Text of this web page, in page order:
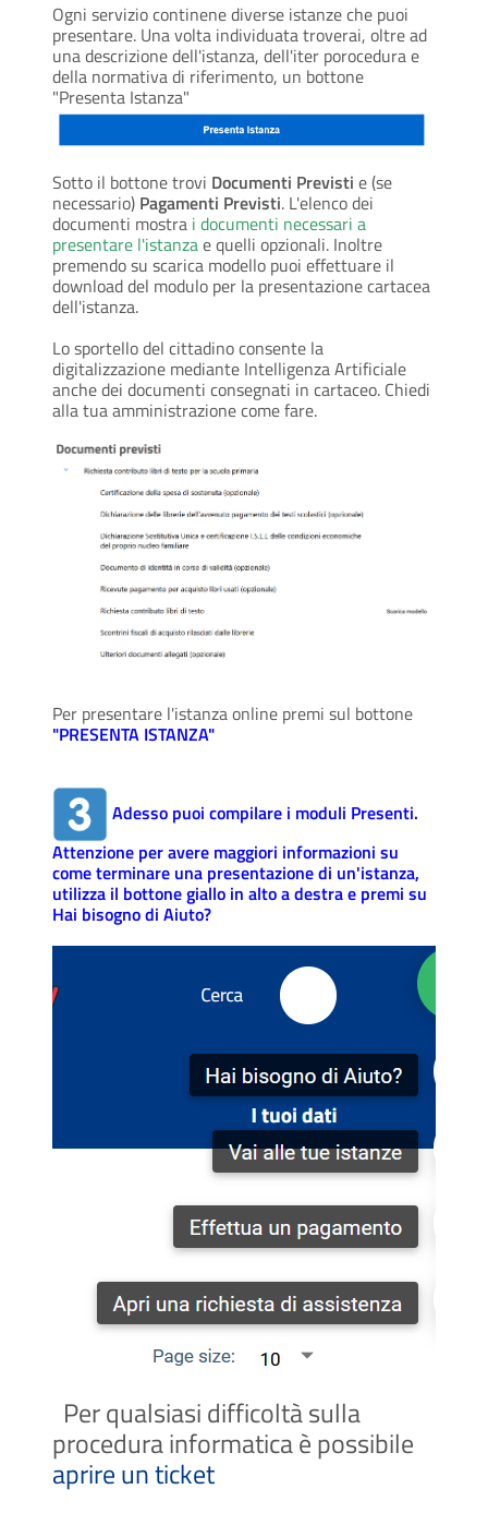
Ogni servizio continene diverse istanze che puoi
presentare. Una volta individuata troverai, oltre ad
una descrizione dell'istanza, dell'iter porocedura e
della normativa di riferimento, un bottone
"Presenta Istanza"
Sotto il bottone trovi Documenti Previsti e (se
necessario) Pagamenti Previsti. L'elenco dei
documenti mostra i documenti necessari a
presentare l'istanzae quelli opzionali. Inoltre
premendo su scarica modello puoi effettuare il
download del modulo per la presentazione cartacea
dell'istanza.
Lo sportello del cittadino consente la
digitalizzazione mediante Intelligenza Artificiale
anche dei documenti consegnati in cartaceo. Chiedi
alla tua amministrazione come fare.
Per presentare l'istanza online premi sul bottone
"PRESENTA ISTANZA"
Adesso puoi compilare i moduli Presenti.
Attenzione per avere maggiori informazioni su
come terminare una presentazione di un'istanza,
utilizza il bottone giallo in alto a destra e premi su
Hai bisogno di Aiuto?
Per qualsiasi difficoltà sulla
procedura informatica è possibile
aprire un ticket